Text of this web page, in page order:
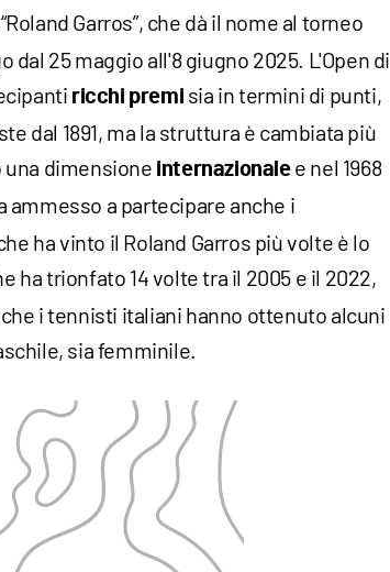
Garros”, che dà il nome al torneo
dal 25 maggio all'8 giugno 2025. L'Open di
ricchi premi sia in termini di punti,
dal 1891, ma la struttura è cambiata più
una dimensione internazionale e nel 1968
ammesso a partecipare anche i
ha vinto il Roland Garros più volte è lo
ha trionfato 14 volte tra il 2005 e il 2022,
i tennisti italiani hanno ottenuto alcuni
sia femminile.